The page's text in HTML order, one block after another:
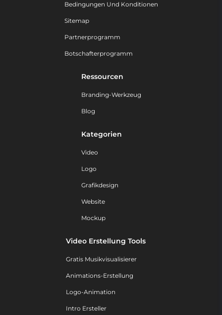
Bedingungen Und Konditionen
Sitemap
Partnerprogramm
Botschafterprogramm
Ressourcen
Branding-Werkzeug
Blog
Kategorien
Video
Logo
Grafikdesign
Website
Mockup
Video Erstellung Tools
Gratis Musikvisualisierer
Animations-Erstellung
Logo-Animation
Intro Ersteller